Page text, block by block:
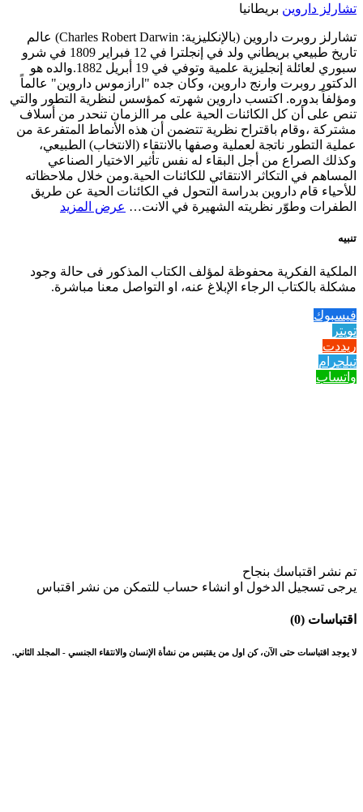
تشارلز داروين بريطانيا
تشارلز روبرت داروين (بالإنكليزية: Charles Robert Darwin) عالم
تاريخ طبيعي بريطاني ولد في إنجلترا في 12 فبراير 1809 في شرو
سبوري لعائلة إنجليزية علمية وتوفي في 19 أبريل 1882.والده هو
الدكتور روبرت وارنج داروين، وكان جده "ارازموس داروين" عالماً
ومؤلفاً بدوره. اكتسب داروين شهرته كمؤسس لنظرية التطور والتي
تنص على أن كل الكائنات الحية على مر االزمان تنحدر من أسلاف
مشتركة ،وقام باقتراح نظرية تتضمن أن هذه الأنماط المتفرعة من
عملية التطور ناتجة لعملية وصفها بالانتقاء (الانتخاب) الطبيعي،
وكذلك الصراع من أجل البقاء له نفس تأثير الاختيار الصناعي
المساهم في التكاثر الانتقائي للكائنات الحية.ومن خلال ملاحظاته
للأحياء قام داروين بدراسة التحول في الكائنات الحية عن طريق
الطفرات وطوّر نظريته الشهيرة في الانت… عرض المزيد
تنبيه
الملكية الفكرية محفوظة لمؤلف الكتاب المذكور فى حالة وجود
مشكلة بالكتاب الرجاء الإبلاغ عنه، او التواصل معنا مباشرة.
فيسبوك
تويتر
ريددت
تيلجرام
واتساب
تم نشر اقتباسك بنجاح
يرجى تسجيل الدخول او انشاء حساب للتمكن من نشر اقتباس
اقتباسات (0)
لا يوجد اقتباسات حتى الآن، كن اول من يقتبس من نشأة الإنسان والانتقاء الجنسي - المجلد الثاني.